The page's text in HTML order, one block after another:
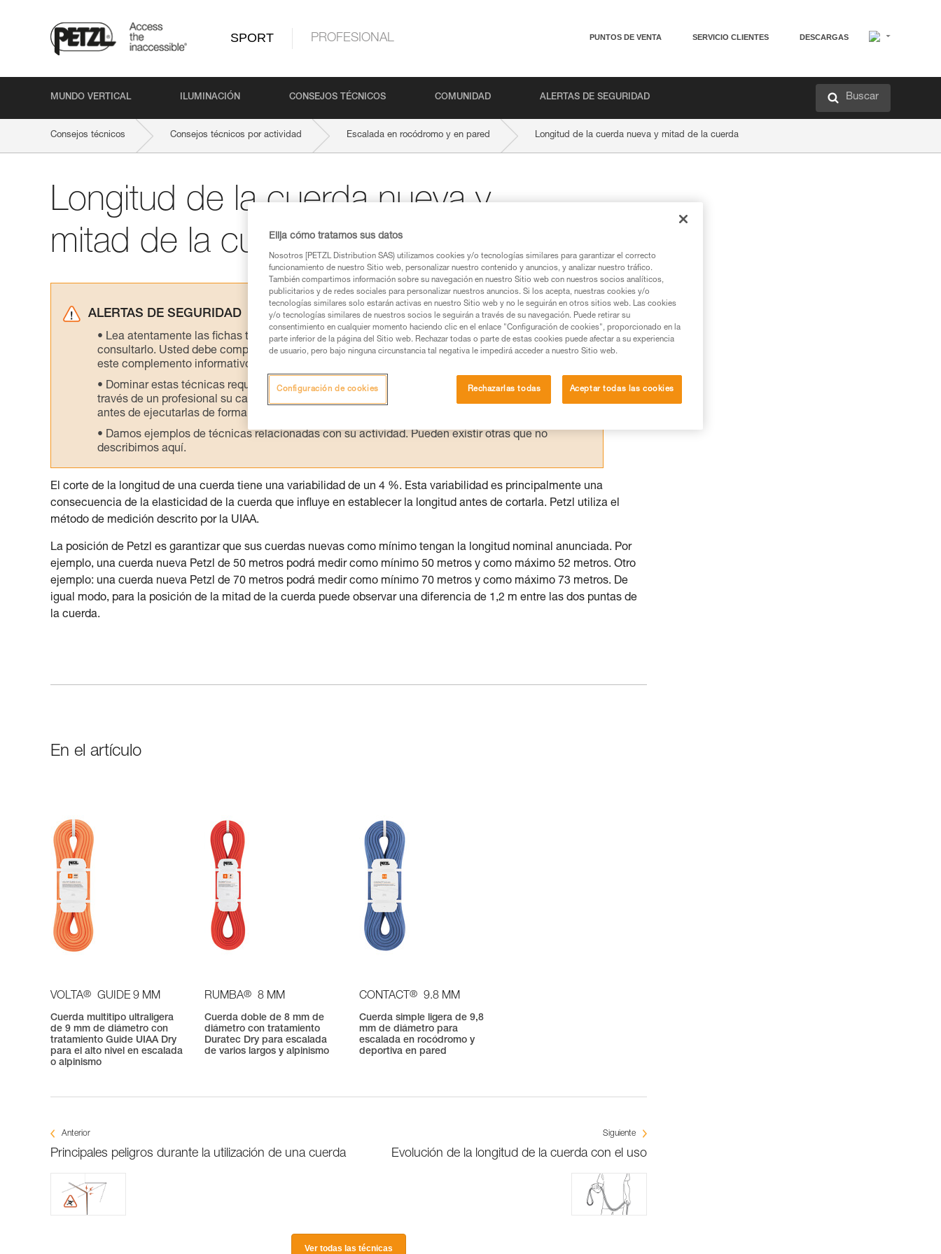
SPORT PROFESIONAL PUNTOS DE VENTA SERVICIO CLIENTES DESCARGAS
MUNDO VERTICAL ILUMINACIÓN CONSEJOS TÉCNICOS COMUNIDAD ALERTAS DE SEGURIDAD Buscar
Consejos técnicos Consejos técnicos por actividad Escalada en rocódromo y en pared Longitud de la cuerda nueva y mitad de la cuerda
Longitud de la cuerda nueva y
mitad de la cuerda
ALERTAS DE SEGURIDAD
Lea atentamente las fichas técnicas de los productos utilizados en este consejo antes de
consultarlo. Usted debe comprender la información de la ficha técnica para poder comprender
este complemento informativo.
Dominar estas técnicas requiere una formación y un entrenamiento específico. Confirme a
través de un profesional su capacidad para ejecutar estas técnicas, solo y con total seguridad,
antes de ejecutarlas de forma autónoma.
Damos ejemplos de técnicas relacionadas con su actividad. Pueden existir otras que no
describimos aquí.
El corte de la longitud de una cuerda tiene una variabilidad de un 4 %. Esta variabilidad es principalmente una
consecuencia de la elasticidad de la cuerda que influye en establecer la longitud antes de cortarla. Petzl utiliza el
método de medición descrito por la UIAA.
La posición de Petzl es garantizar que sus cuerdas nuevas como mínimo tengan la longitud nominal anunciada. Por
ejemplo, una cuerda nueva Petzl de 50 metros podrá medir como mínimo 50 metros y como máximo 52 metros. Otro
ejemplo: una cuerda nueva Petzl de 70 metros podrá medir como mínimo 70 metros y como máximo 73 metros. De
igual modo, para la posición de la mitad de la cuerda puede observar una diferencia de 1,2 m entre las dos puntas de
la cuerda.
En el artículo
VOLTA® GUIDE 9 MM
Cuerda multitipo ultraligera
de 9 mm de diámetro con
tratamiento Guide UIAA Dry
para el alto nivel en escalada
o alpinismo
RUMBA® 8 MM
Cuerda doble de 8 mm de
diámetro con tratamiento
Duratec Dry para escalada
de varios largos y alpinismo
CONTACT ® 9.8 MM
Cuerda simple ligera de 9,8
mm de diámetro para
escalada en rocódromo y
deportiva en pared
Anterior
Principales peligros durante la utilización de una cuerda
Siguiente
Evolución de la longitud de la cuerda con el uso
Ver todas las técnicas
Elija cómo tratamos sus datos
Nosotros [PETZL Distribution SAS) utilizamos cookies y/o tecnologías similares para garantizar el correcto
funcionamiento de nuestro Sitio web, personalizar nuestro contenido y anuncios, y analizar nuestro tráfico.
También compartimos información sobre su navegación en nuestro Sitio web con nuestros socios analíticos,
publicitarios y de redes sociales para personalizar nuestros anuncios. Si los acepta, nuestras cookies y/o
tecnologías similares solo estarán activas en nuestro Sitio web y no le seguirán en otros sitios web. Las cookies
y/o tecnologías similares de nuestros socios le seguirán a través de su navegación. Puede retirar su
consentimiento en cualquier momento haciendo clic en el enlace "Configuración de cookies", proporcionado en la
parte inferior de la página del Sitio web. Rechazar todas o parte de estas cookies puede afectar a su experiencia
de usuario, pero bajo ninguna circunstancia tal negativa le impedirá acceder a nuestro Sitio web.
Rechazarlas todas Aceptar todas las cookies
Configuración de cookies